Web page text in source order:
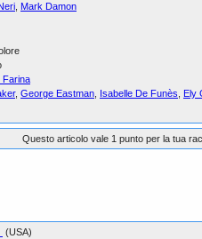
Mark Damon
Farina
, George Eastman Isabelle De Funès Ely
Questo articolo vale 1 punto per la tua
(USA)